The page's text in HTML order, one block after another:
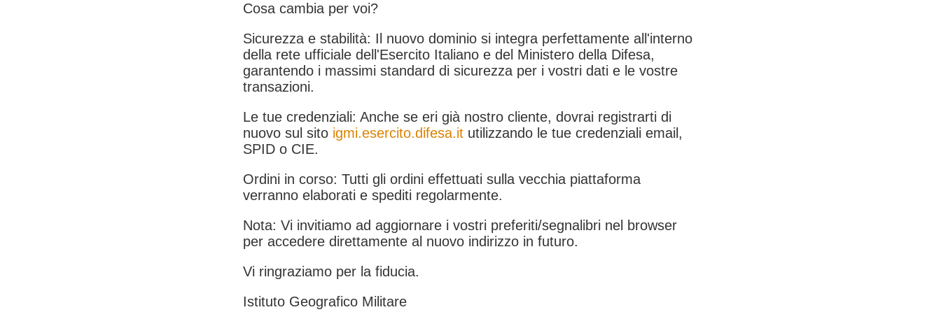
Cosa cambia per voi?
Sicurezza e stabilità: Il nuovo dominio si integra perfettamente all'interno
della rete ufficiale dell'Esercito Italiano e del Ministero della Difesa,
garantendo i massimi standard di sicurezza per i vostri dati e le vostre
transazioni.
Le tue credenziali: Anche se eri già nostro cliente, dovrai registrarti di
nuovo sul sito igmi.esercito.difesa.it utilizzando le tue credenziali email,
SPID o CIE.
Ordini in corso: Tutti gli ordini effettuati sulla vecchia piattaforma
verranno elaborati e spediti regolarmente.
Nota: Vi invitiamo ad aggiornare i vostri preferiti/segnalibri nel browser
per accedere direttamente al nuovo indirizzo in futuro.
Vi ringraziamo per la fiducia.
Istituto Geografico Militare